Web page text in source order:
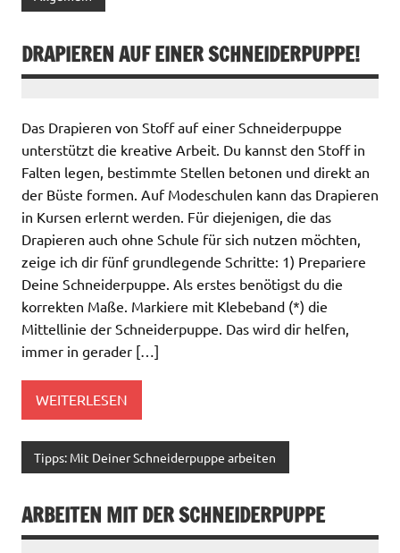
DRAPIEREN AUF EINER SCHNEIDERPUPPE!
Das Drapieren von Stoff auf einer Schneiderpuppe
unterstützt die kreative Arbeit. Du kannst den Stoff in
Falten legen, bestimmte Stellen betonen und direkt an
der Büste formen. Auf Modeschulen kann das Drapieren
in Kursen erlernt werden. Für diejenigen, die das
Drapieren auch ohne Schule für sich nutzen möchten,
zeige ich dir fünf grundlegende Schritte: 1) Prepariere
Deine Schneiderpuppe. Als erstes benötigst du die
korrekten Maße. Markiere mit Klebeband (*) die
Mittellinie der Schneiderpuppe. Das wird dir helfen,
immer in gerader […]
WEITERLESEN
Tipps: Mit Deiner Schneiderpuppe arbeiten
ARBEITEN MIT DER SCHNEIDERPUPPE